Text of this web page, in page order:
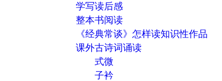
学写读后感
整本书阅读
《经典常谈》怎样读知识性作品
课外古诗词诵读
式微
子衿